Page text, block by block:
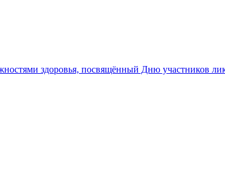
здоровья, посвящённый Дню участников